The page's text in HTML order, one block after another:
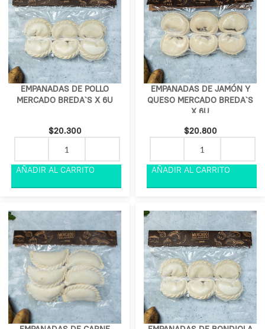
EMPANADAS DE POLLO
MERCADO BREDA`S X 6U
$20.300
EMPANADAS DE JAMÓN Y
QUESO MERCADO BREDA`S
X 6U
$20.800